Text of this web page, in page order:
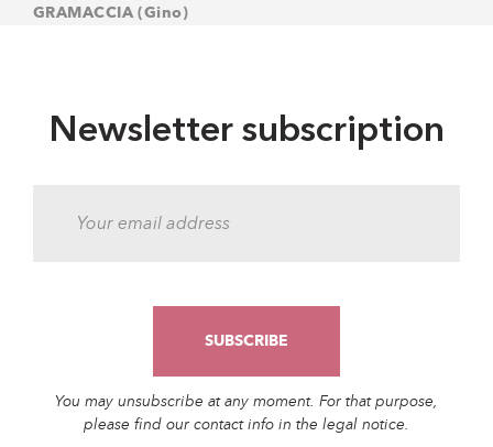
GRAMACCIA (Gino)
Newsletter subscription
You may unsubscribe at any moment. For that purpose,
please find our contact info in the legal notice.